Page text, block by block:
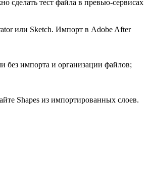
сделать тест файла в превью-сервисах
или Sketch. Импорт в Adobe After
импорта и организации файлов;
Shapes из импортированных слоев.